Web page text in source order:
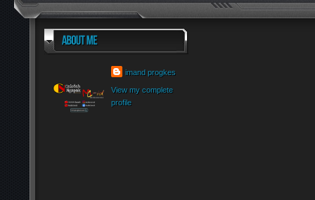
imand progkes
View my complete
profile